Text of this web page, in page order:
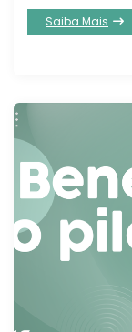
Saiba Mais